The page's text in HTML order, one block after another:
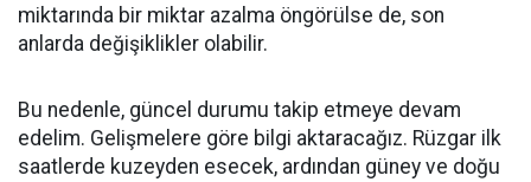
miktarında bir miktar azalma öngörülse de, son
anlarda değişiklikler olabilir.
Bu nedenle, güncel durumu takip etmeye devam
edelim. Gelişmelere göre bilgi aktaracağız. Rüzgar ilk
saatlerde kuzeyden esecek, ardından güney ve doğu